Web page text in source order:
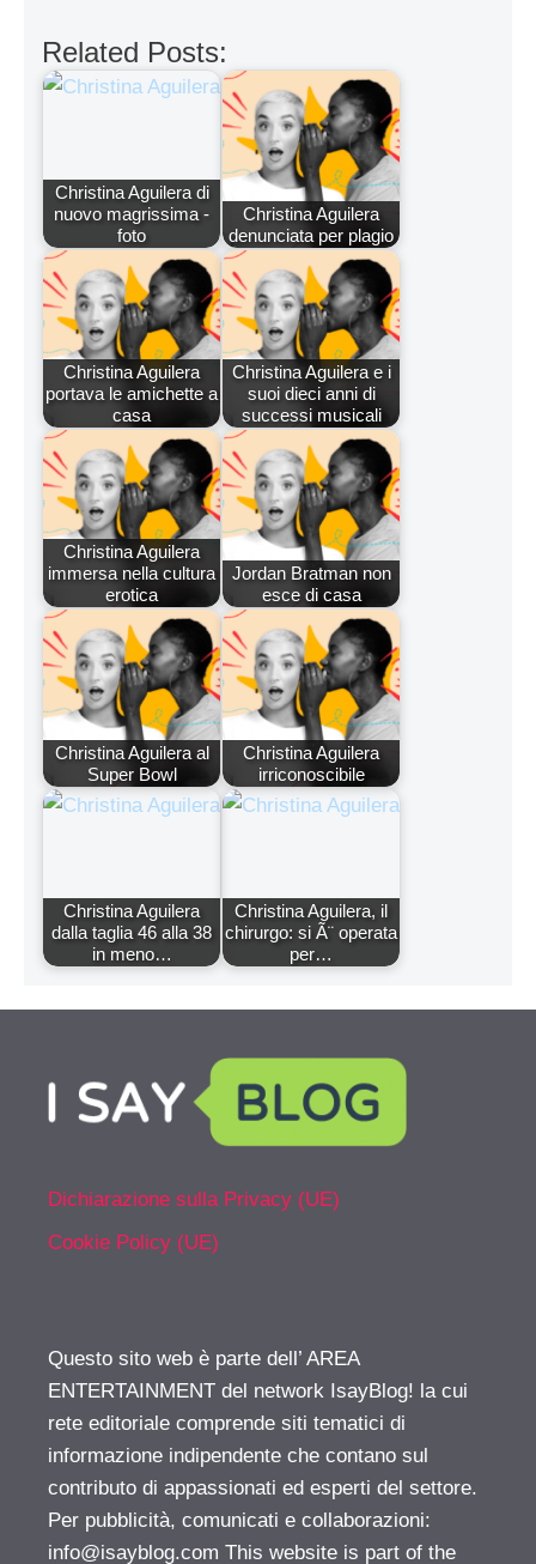
Related Posts:
Christina Aguilera di
nuovo magrissima -
foto
Christina Aguilera
denunciata per plagio
Christina Aguilera
portava le amichette a
casa
Christina Aguilera e i
suoi dieci anni di
successi musicali
Christina Aguilera
immersa nella cultura
erotica
Jordan Bratman non
esce di casa
Christina Aguilera al
Super Bowl
Christina Aguilera
irriconoscibile
Christina Aguilera
dalla taglia 46 alla 38
in meno…
Christina Aguilera, il
chirurgo: si Ã¨ operata
per…
Dichiarazione sulla Privacy (UE)
Cookie Policy (UE)
Questo sito web è parte dell’ AREA
ENTERTAINMENT del network IsayBlog! la cui
rete editoriale comprende siti tematici di
informazione indipendente che contano sul
contributo di appassionati ed esperti del settore.
Per pubblicità, comunicati e collaborazioni:
info@isayblog.com This website is part of the